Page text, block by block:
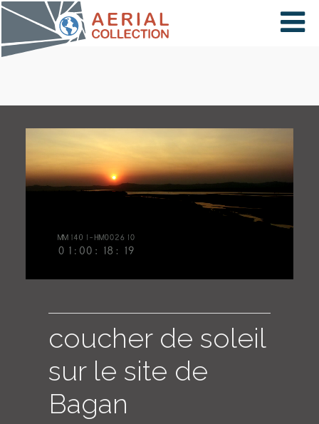
×
PAYS
CARTE
LOGIN
coucher de soleil
sur le site de
Bagan